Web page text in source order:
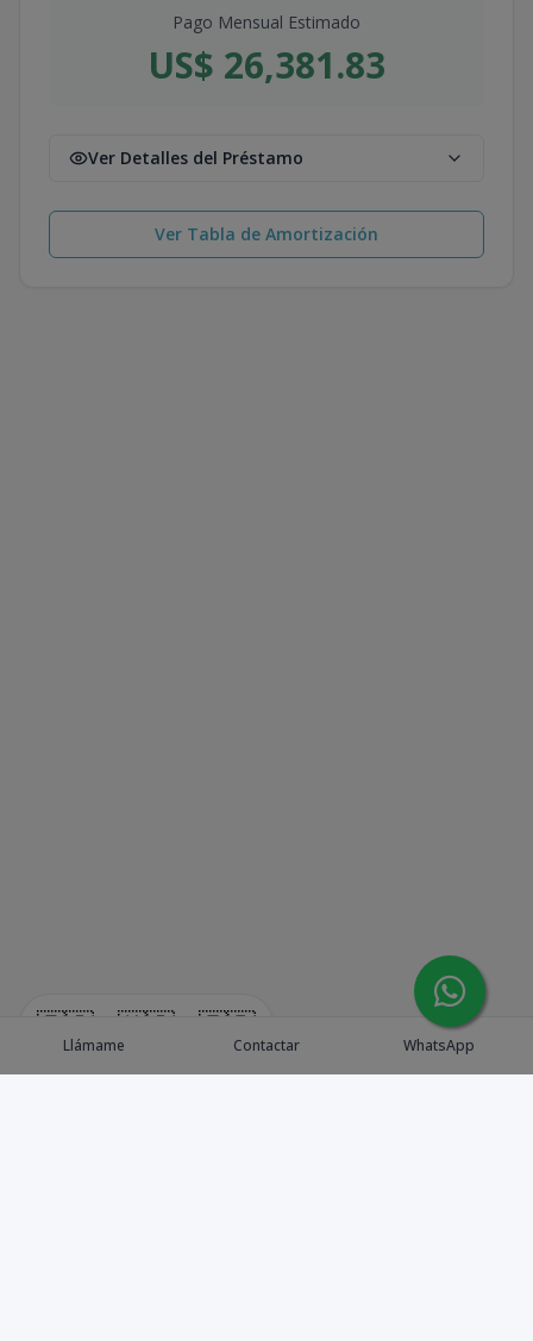
🇪🇸 🇺🇸 🇫🇷
Pago Mensual Estimado
US$ 26,381.83
Ver Detalles del Préstamo
Ver Tabla de Amortización
Llámame Contactar WhatsApp